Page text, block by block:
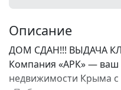
Описание
ДОМ СДАН!!! ВЫДАЧА
Компания «АРК» — ваш
недвижимости Крыма с